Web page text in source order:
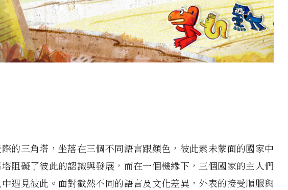
的三角塔，坐落在三個不同語言跟顏色，彼此素未蒙面的國家中
阻礙了彼此的認識與發展，而在一個機緣下，三個國家的主人們
遇見彼此。面對截然不同的語言及文化差異，外表的接受順服與